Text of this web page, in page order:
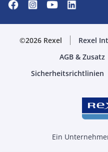
©2026 Rexel Rexel
AGB & Zusatz
Sicherheitsrichtlinien
Ein